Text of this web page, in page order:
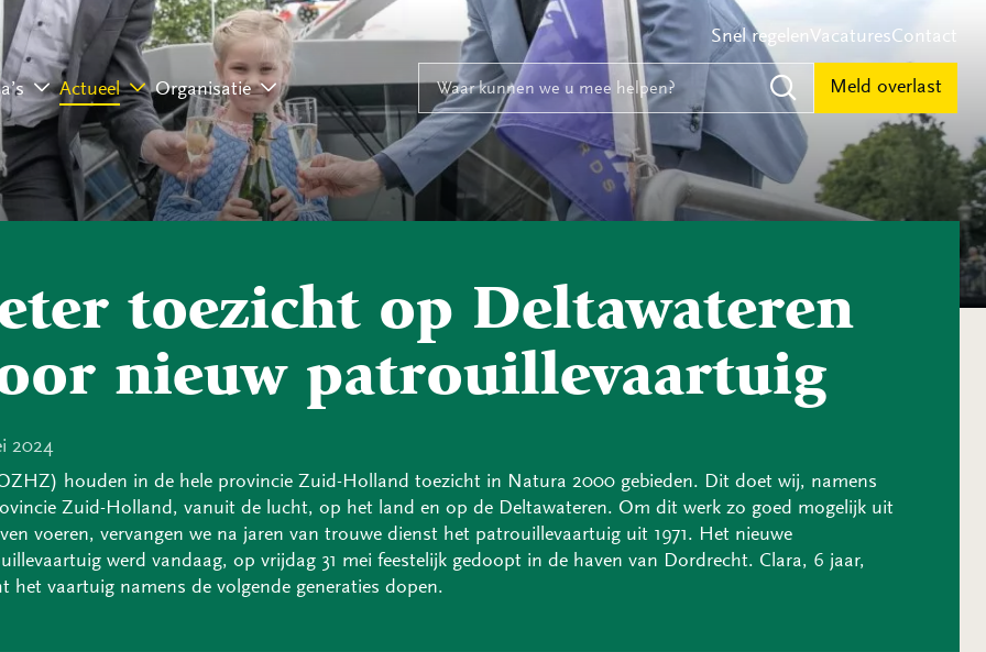
Naar inhoud
Naar navigatie
Snel regelenVacaturesContact
Actueel Organisatie
Waar kunnen we u mee helpen?
Zoeken
Meld overlast
toezicht op Deltawateren
nieuw patrouillevaartuig
2024
houden in de hele provincie Zuid-Holland toezicht in Natura 2000 gebieden. Dit doet wij, namens
Zuid-Holland, vanuit de lucht, op het land en op de Deltawateren. Om dit werk zo goed mogelijk uit
voeren, vervangen we na jaren van trouwe dienst het patrouillevaartuig uit 1971. Het nieuwe
werd vandaag, op vrijdag 31 mei feestelijk gedoopt in de haven van Dordrecht. Clara, 6 jaar,
het vaartuig namens de volgende generaties dopen.